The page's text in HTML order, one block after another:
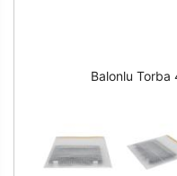
Balonlu